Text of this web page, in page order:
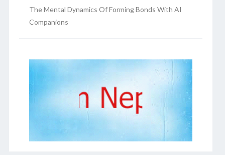
The Mental Dynamics Of Forming Bonds With AI
Companions